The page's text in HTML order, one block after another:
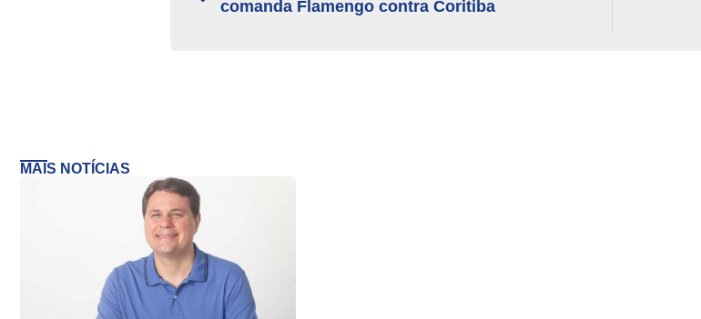
comanda Flamengo contra Coritiba
MAIS NOTÍCIAS